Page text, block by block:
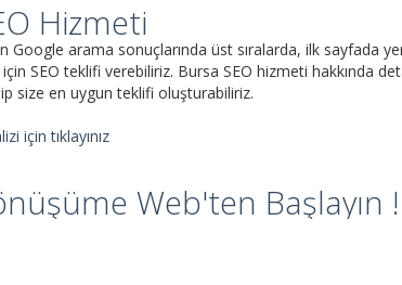
Hizmeti
Google arama sonuçlarında üst sıralarda, ilk sayfada
SEO teklifi verebiliriz. Bursa SEO hizmeti hakkında
size en uygun teklifi oluşturabiliriz.
için tıklayınız
Web'ten Başlayın !